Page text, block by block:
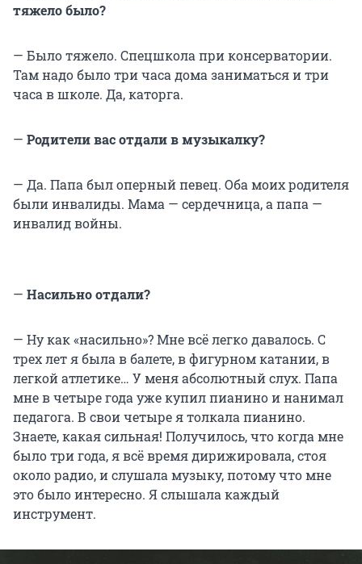
тяжело было?
— Было тяжело. Спецшкола при консерватории.
Там надо было три часа дома заниматься и три
часа в школе. Да, каторга.
— Родители вас отдали в музыкалку?
— Да. Папа был оперный певец. Оба моих родителя
были инвалиды. Мама — сердечница, а папа —
инвалид войны.
— Насильно отдали?
— Ну как «насильно»? Мне всё легко давалось. С
трех лет я была в балете, в фигурном катании, в
легкой атлетике… У меня абсолютный слух. Папа
мне в четыре года уже купил пианино и нанимал
педагога. В свои четыре я толкала пианино.
Знаете, какая сильная! Получилось, что когда мне
было три года, я всё время дирижировала, стоя
около радио, и слушала музыку, потому что мне
это было интересно. Я слышала каждый
инструмент.